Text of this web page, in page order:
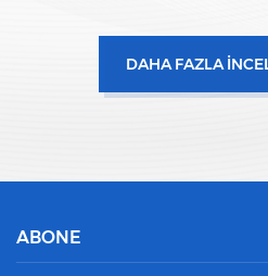
DAHA FAZLA
ABONE